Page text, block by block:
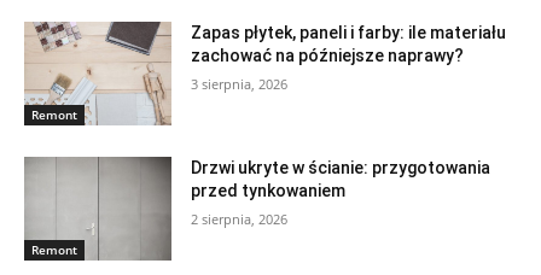
Remont
Zapas płytek, paneli i farby: ile materiału
zachować na późniejsze naprawy?
3 sierpnia, 2026
Remont
Drzwi ukryte w ścianie: przygotowania
przed tynkowaniem
2 sierpnia, 2026